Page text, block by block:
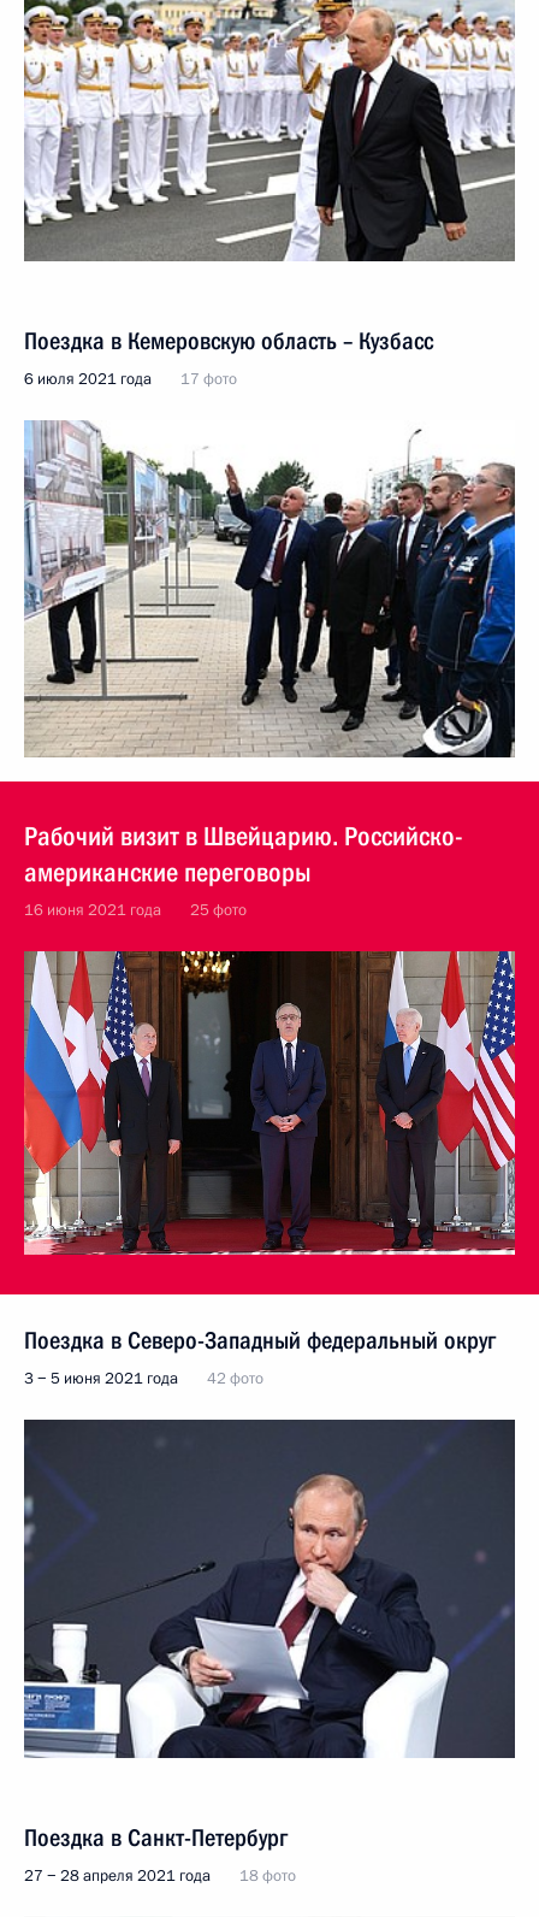
Поездка в Кемеровскую область – Кузбасс
6 июля 2021 года 17 фото
Рабочий визит в Швейцарию. Российско-
американские переговоры
16 июня 2021 года 25 фото
Поездка в Северо-Западный федеральный округ
3 − 5 июня 2021 года 42 фото
Поездка в Санкт-Петербург
27 − 28 апреля 2021 года 18 фото